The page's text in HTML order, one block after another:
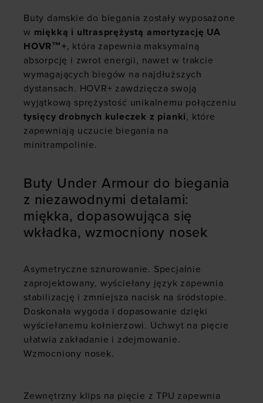
Buty damskie do biegania zostały wyposażone
w miękką i ultrasprężystą amortyzację UA
HOVR™+, która zapewnia maksymalną
absorpcję i zwrot energii, nawet w trakcie
wymagających biegów na najdłuższych
dystansach. HOVR+ zawdzięcza swoją
wyjątkową sprężystość unikalnemu połączeniu
tysięcy drobnych kuleczek z pianki, które
zapewniają uczucie biegania na
minitrampolinie.
Buty Under Armour do biegania
z niezawodnymi detalami:
miękka, dopasowująca się
wkładka, wzmocniony nosek
Asymetryczne sznurowanie. Specjalnie
zaprojektowany, wyściełany język zapewnia
stabilizację i zmniejsza nacisk na śródstopie.
Doskonała wygoda i dopasowanie dzięki
wyściełanemu kołnierzowi. Uchwyt na pięcie
ułatwia zakładanie i zdejmowanie.
Wzmocniony nosek.
Zewnętrzny klips na pięcie z TPU zapewnia